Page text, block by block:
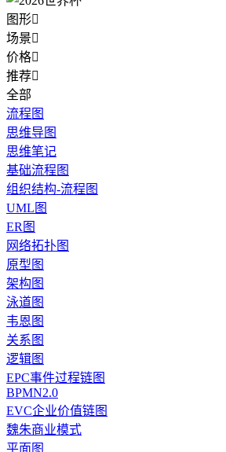
图形
场景
价格
推荐
全部
流程图
思维导图
思维笔记
基础流程图
组织结构-流程图
UML图
ER图
网络拓扑图
原型图
架构图
泳道图
韦恩图
关系图
逻辑图
EPC事件过程链图
BPMN2.0
EVC企业价值链图
魏朱商业模式
平面图